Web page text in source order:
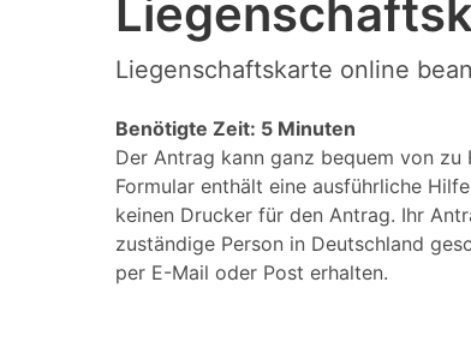
Liegenschaftskarte online
Benötigte Zeit: 5 Minuten
Der Antrag kann ganz bequem von zu
Formular enthält eine ausführliche
keinen Drucker für den Antrag. Ihr
zuständige Person in Deutschland
per E-Mail oder Post erhalten.